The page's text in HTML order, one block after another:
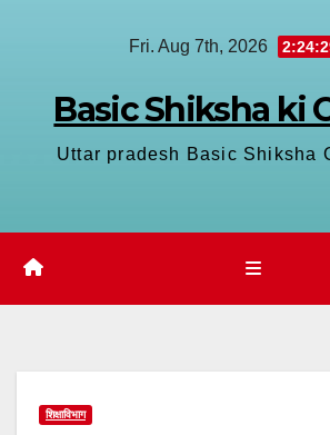
Fri. Aug 7th, 2026
Basic Shiksha ki
Uttar pradesh Basic Shiksha
शिक्षाविभाग